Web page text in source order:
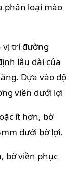
phân loại mào
vị trí đường
lâu dài của
Dựa vào độ
viền dưới lợi
ít hơn, bờ
dưới bờ lợi.
bờ viền phục